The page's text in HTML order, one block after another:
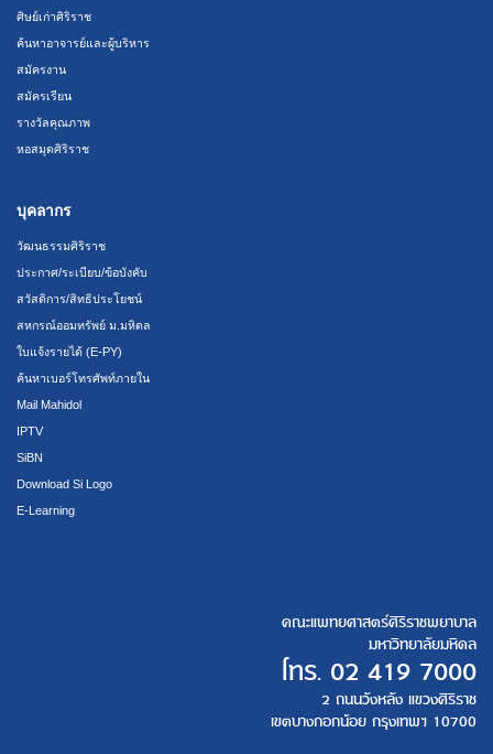
ศิษย์เก่าศิริราช
ค้นหาอาจารย์และผู้บริหาร
สมัครงาน
สมัครเรียน
รางวัลคุณภาพ
หอสมุดศิริราช
บุคลากร
วัฒนธรรมศิริราช
ประกาศ/ระเบียบ/ข้อบังคับ
สวัสดิการ/สิทธิประโยชน์
สหกรณ์ออมทรัพย์ ม.มหิดล
ใบแจ้งรายได้ (E-PY)
ค้นหาเบอร์โทรศัพท์ภายใน
Mail Mahidol
IPTV
SiBN
Download Si Logo
E-Learning
คณะแพทยศาสตร์ศิริราชพยาบาล
มหาวิทยาลัยมหิดล
โทร. 02 419 7000
2 ถนนวังหลัง แขวงศิริราช
เขตบางกอกน้อย กรุงเทพฯ 10700